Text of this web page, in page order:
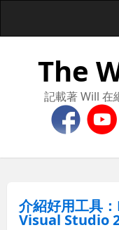
The
記載著 Will 在
介紹好用工具
Visual Studio